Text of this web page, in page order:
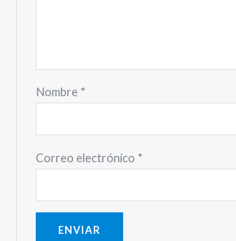
Nombre *
Correo electrónico *